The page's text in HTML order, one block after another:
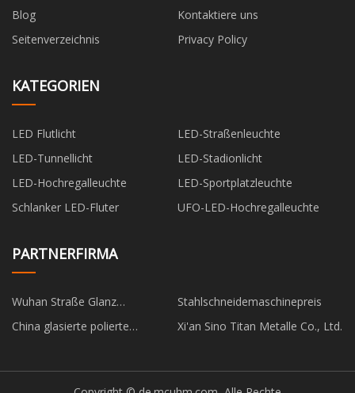
Blog
Kontaktiere uns
Seitenverzeichnis
Privacy Policy
KATEGORIEN
LED Flutlicht
LED-Straßenleuchte
LED-Tunnellicht
LED-Stadionlicht
LED-Hochregalleuchte
LED-Sportplatzleuchte
Schlanker LED-Fluter
UFO-LED-Hochregalleuchte
PARTNERFIRMA
Wuhan Straße Glanz
Importieren & Exportieren Co.,
Stahlschneidemaschinepreis
China glasierte polierte
Xi'an Sino Titan Metalle Co., Ltd.